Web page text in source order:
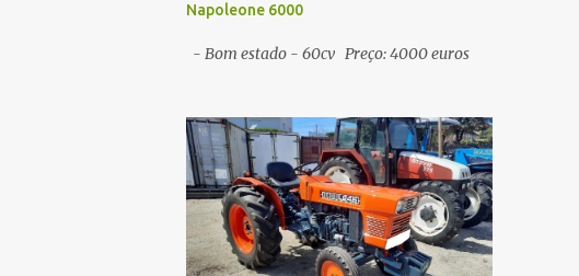
Napoleone 6000
- Bom estado - 60cv Preço: 4000 euros